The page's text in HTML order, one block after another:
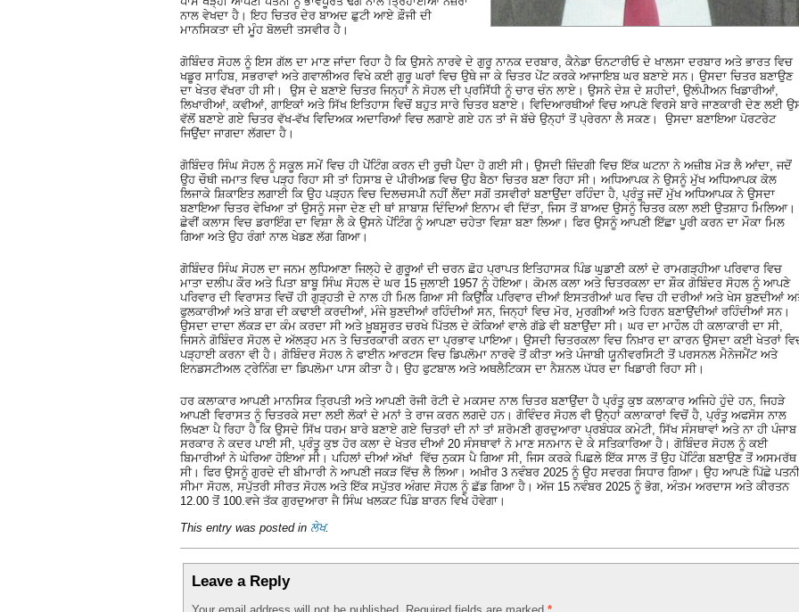
ਨਾਲ ਵੇਖਦਾ ਹੈ। ਇਹ ਚਿਤਰ ਦੇਰ ਬਾਅਦ ਛੁਟੀ ਆਏ ਫ਼ੌਜੀ ਦੀ
ਮਾਨਸਿਕਤਾ ਦੀ ਮੂੰਹ ਬੋਲਦੀ ਤਸਵੀਰ ਹੈ।
ਗੋਬਿੰਦਰ ਸੋਹਲ ਨੂੰ ਇਸ ਗੱਲ ਦਾ ਮਾਣ ਜਾਂਦਾ ਰਿਹਾ ਹੈ ਕਿ ਉਸਨੇ ਨਾਰਵੇ ਦੇ ਗੁਰੂ ਨਾਨਕ ਦਰਬਾਰ, ਕੈਨੇਡਾ ਓਨਟਾਰੀਓ ਦੇ ਖਾਲਸਾ ਦਰਬਾਰ ਅਤੇ ਭਾਰਤ ਵਿਚ
ਖਡੂਰ ਸਾਹਿਬ, ਸਭਰਾਵਾਂ ਅਤੇ ਗਵਾਲੀਅਰ ਵਿਖੇ ਕਈ ਗੁਰੂ ਘਰਾਂ ਵਿਚ ਉਥੇ ਜਾ ਕੇ ਚਿਤਰ ਪੇਂਟ ਕਰਕੇ ਆਜਾਇਬ ਘਰ ਬਣਾਏ ਸਨ। ਉਸਦਾ ਚਿਤਰ ਬਣਾਉਣ
ਦਾ ਖੇਤਰ ਵੱਖਰਾ ਹੀ ਸੀ। ਉਸ ਦੇ ਬਣਾਏ ਚਿਤਰ ਜਿਨ੍ਹਾਂ ਨੇ ਸੋਹਲ ਦੀ ਪ੍ਰਸਿੱੱਧੀ ਨੂੰ ਚਾਰ ਚੰਨ ਲਾਏ। ਉਸਨੇ ਦੇਸ਼ ਦੇ ਸ਼ਹੀਦਾਂ, ਉਲੰਪੀਅਨ ਖਿਡਾਰੀਆਂ,
ਲਿਖਾਰੀਆਂ, ਕਵੀਆਂ, ਗਾਇਕਾਂ ਅਤੇ ਸਿੱਖ ਇਤਿਹਾਸ ਵਿਚੋਂ ਬਹੁਤ ਸਾਰੇ ਚਿਤਰ ਬਣਾਏ। ਵਿਦਿਆਰਥੀਆਂ ਵਿਚ ਆਪਣੇ ਵਿਰਸੇ ਬਾਰੇ ਜਾਣਕਾਰੀ ਦੇਣ ਲਈ
ਵੱਲੋਂ ਬਣਾਏ ਗਏ ਚਿਤਰ ਵੱਖ-ਵੱਖ ਵਿਦਿਅਕ ਅਦਾਰਿਆਂ ਵਿਚ ਲਗਾਏ ਗਏ ਹਨ ਤਾਂ ਜੋ ਬੱਚੇ ਉਨ੍ਹਾਂ ਤੋਂ ਪ੍ਰੇਰਨਾ ਲੈ ਸਕਣ। ਉਸਦਾ ਬਣਾਇਆ ਪੋਰਟਰੇਟ
ਜਿਉਂਦਾ ਜਾਗਦਾ ਲੱਗਦਾ ਹੈ।
ਗੋਬਿੰਦਰ ਸਿੰਘ ਸੋਹਲ ਨੂੰ ਸਕੂਲ ਸਮੇਂ ਵਿਚ ਹੀ ਪੇਂਟਿੰਗ ਕਰਨ ਦੀ ਰੁਚੀ ਪੈਦਾ ਹੋ ਗਈ ਸੀ। ਉਸਦੀ ਜ਼ਿੰਦਗੀ ਵਿਚ ਇੱਕ ਘਟਨਾ ਨੇ ਅਜ਼ੀਬ ਮੋੜ ਲੈ ਆਂਦਾ, ਜਦੋਂ
ਉਹ ਚੌਥੀ ਜਮਾਤ ਵਿਚ ਪੜ੍ਹ ਰਿਹਾ ਸੀ ਤਾਂ ਹਿਸਾਬ ਦੇ ਪੀਰੀਅਡ ਵਿਚ ਉਹ ਬੈਠਾ ਚਿਤਰ ਬਣਾ ਰਿਹਾ ਸੀ। ਅਧਿਆਪਕ ਨੇ ਉਸਨੂੰ ਮੁੱਖ ਅਧਿਆਪਕ ਕੋਲ
ਲਿਜਾਕੇ ਸ਼ਿਕਾਇਤ ਲਗਾਈ ਕਿ ਉਹ ਪੜ੍ਹਨ ਵਿਚ ਦਿਲਚਸਪੀ ਨਹੀਂ ਲੈਂਦਾ ਸਗੋਂ ਤਸਵੀਰਾਂ ਬਣਾਉਂਦਾ ਰਹਿੰਦਾ ਹੈ, ਪ੍ਰੰਤੂ ਜਦੋਂ ਮੁੱਖ ਅਧਿਆਪਕ ਨੇ ਉਸਦਾ
ਬਣਾਇਆ ਚਿਤਰ ਵੇਖਿਆ ਤਾਂ ਉਸਨੂੰ ਸਜਾ ਦੇਣ ਦੀ ਥਾਂ ਸ਼ਾਬਾਸ਼ ਦਿੰਦਿਆਂ ਇਨਾਮ ਵੀ ਦਿੱਤਾ, ਜਿਸ ਤੋਂ ਬਾਅਦ ਉਸਨੂੰ ਚਿਤਰ ਕਲਾ ਲਈ ਉਤਸ਼ਾਹ ਮਿਲਿਆ।
ਛੇਵੀਂ ਕਲਾਸ ਵਿਚ ਡਰਾਇੰਗ ਦਾ ਵਿਸ਼ਾ ਲੈ ਕੇ ਉਸਨੇ ਪੇਂਟਿੰਗ ਨੂੰ ਆਪਣਾ ਚਹੇਤਾ ਵਿਸ਼ਾ ਬਣਾ ਲਿਆ। ਫਿਰ ਉਸਨੂੰ ਆਪਣੀ ਇੱਛਾ ਪੂਰੀ ਕਰਨ ਦਾ ਮੌਕਾ ਮਿਲ
ਗਿਆ ਅਤੇ ਉਹ ਰੰਗਾਂ ਨਾਲ ਖੇਡਣ ਲੱਗ ਗਿਆ।
ਗੋਬਿੰਦਰ ਸਿੰਘ ਸੋਹਲ ਦਾ ਜਨਮ ਲੁਧਿਆਣਾ ਜਿਲ੍ਹੇ ਦੇ ਗੁਰੂਆਂ ਦੀ ਚਰਨ ਛੋਹ ਪ੍ਰਾਪਤ ਇਤਿਹਾਸਕ ਪਿੰਡ ਘੁਡਾਣੀ ਕਲਾਂ ਦੇ ਰਾਮਗੜ੍ਹੀਆ ਪਰਿਵਾਰ ਵਿਚ
ਮਾਤਾ ਦਲੀਪ ਕੌਰ ਅਤੇ ਪਿਤਾ ਬਾਬੂ ਸਿੰਘ ਸੋਹਲ ਦੇ ਘਰ 15 ਜੁਲਾਈ 1957 ਨੂੰ ਹੋਇਆ। ਕੋਮਲ ਕਲਾ ਅਤੇ ਚਿਤਰਕਲਾ ਦਾ ਸ਼ੌਕ ਗੋਬਿੰਦਰ ਸੋਹਲ ਨੂੰ ਆਪਣੇ
ਪਰਿਵਾਰ ਦੀ ਵਿਰਾਸਤ ਵਿਚੋਂ ਹੀ ਗੁੜ੍ਹਤੀ ਦੇ ਨਾਲ ਹੀ ਮਿਲ ਗਿਆ ਸੀ ਕਿਉਂਕਿ ਪਰਿਵਾਰ ਦੀਆਂ ਇਸਤਰੀਆਂ ਘਰ ਵਿਚ ਹੀ ਦਰੀਆਂ ਅਤੇ ਖੇਸ ਬੁਣਦੀਆਂ
ਫੁਲਕਾਰੀਆਂ ਅਤੇ ਬਾਗ ਦੀ ਕਢਾਈ ਕਰਦੀਆਂ, ਮੰਜੇ ਬੁਣਦੀਆਂ ਰਹਿੰਦੀਆਂ ਸਨ, ਜਿਨ੍ਹਾਂ ਵਿਚ ਮੋਰ, ਮੁਰਗੀਆਂ ਅਤੇ ਹਿਰਨ ਬਣਾਉਂਦੀਆਂ ਰਹਿੰਦੀਆਂ ਸਨ।
ਉਸਦਾ ਦਾਦਾ ਲੱਕੜ ਦਾ ਕੰਮ ਕਰਦਾ ਸੀ ਅਤੇ ਖ਼ੂਬਸੂਰਤ ਚਰਖੇ ਪਿੱਤਲ ਦੇ ਕੋਕਿਆਂ ਵਾਲੇ ਗੱਡੇ ਵੀ ਬਣਾਉਂਦਾ ਸੀ। ਘਰ ਦਾ ਮਾਹੌਲ ਹੀ ਕਲਾਕਾਰੀ ਦਾ ਸੀ,
ਜਿਸਨੇ ਗੋਬਿੰਦਰ ਸੋਹਲ ਦੇ ਅੱਲੜ੍ਹ ਮਨ ਤੇ ਚਿਤਰਕਾਰੀ ਕਰਨ ਦਾ ਪ੍ਰਭਾਵ ਪਾਇਆ। ਉਸਦੀ ਚਿਤਰਕਲਾ ਵਿਚ ਨਿਖ਼ਾਰ ਦਾ ਕਾਰਨ ਉਸਦਾ ਕਈ ਖੇਤਰਾਂ
ਪੜ੍ਹਾਈ ਕਰਨਾ ਵੀ ਹੈ। ਗੋਬਿੰਦਰ ਸੋਹਲ ਨੇ ਫਾਈਨ ਆਰਟਸ ਵਿਚ ਡਿਪਲੋਮਾ ਨਾਰਵੇ ਤੋਂ ਕੀਤਾ ਅਤੇ ਪੰਜਾਬੀ ਯੂਨੀਵਰਸਿਟੀ ਤੋਂ ਪਰਸਨਲ ਮੈਨੇਜਮੈਂਟ ਅਤੇ
ਇਨਡਸਟੀਅਲ ਟ੍ਰੇਨਿੰਗ ਦਾ ਡਿਪਲੋਮਾ ਪਾਸ ਕੀਤਾ ਹੈ। ਉਹ ਫੁਟਬਾਲ ਅਤੇ ਅਥਲੈਟਿਕਸ ਦਾ ਨੈਸ਼ਨਲ ਪੱਧਰ ਦਾ ਖਿਡਾਰੀ ਰਿਹਾ ਸੀ।
ਹਰ ਕਲਾਕਾਰ ਆਪਣੀ ਮਾਨਸਿਕ ਤ੍ਰਿਪਤੀ ਅਤੇ ਆਪਣੀ ਰੋਜੀ ਰੋਟੀ ਦੇ ਮਕਸਦ ਨਾਲ ਚਿਤਰ ਬਣਾਉਂਦਾ ਹੈ ਪ੍ਰੰਤੂ ਕੁਝ ਕਲਾਕਾਰ ਅਜਿਹੇ ਹੁੰਦੇ ਹਨ, ਜਿਹੜੇ
ਆਪਣੀ ਵਿਰਾਸਤ ਨੂੰ ਚਿਤਰਕੇ ਸਦਾ ਲਈ ਲੋਕਾਂ ਦੇ ਮਨਾਂ ਤੇ ਰਾਜ ਕਰਨ ਲਗਦੇ ਹਨ। ਗੋਵਿੰਦਰ ਸੋਹਲ ਵੀ ਉਨ੍ਹਾਂ ਕਲਾਕਾਰਾਂ ਵਿਚੋਂ ਹੈ, ਪ੍ਰੰਤੂ ਅਫਸੋਸ ਨਾਲ
ਲਿਖਣਾ ਪੈ ਰਿਹਾ ਹੈ ਕਿ ਉਸਦੇ ਸਿੱਖ ਧਰਮ ਬਾਰੇ ਬਣਾਏ ਗਏ ਚਿਤਰਾਂ ਦੀ ਨਾਂ ਤਾਂ ਸ਼ਰੋਮਣੀ ਗੁਰਦੁਆਰਾ ਪ੍ਰਬੰਧਕ ਕਮੇਟੀ, ਸਿੱਖ ਸੰਸਥਾਵਾਂ ਅਤੇ ਨਾ ਹੀ ਪੰਜਾਬ
ਸਰਕਾਰ ਨੇ ਕਦਰ ਪਾਈ ਸੀ, ਪ੍ਰੰਤੂ ਕੁਝ ਹੋਰ ਕਲਾ ਦੇ ਖੇਤਰ ਦੀਆਂ 20 ਸੰਸਥਾਵਾਂ ਨੇ ਮਾਣ ਸਨਮਾਨ ਦੇ ਕੇ ਸਤਿਕਾਰਿਆ ਹੈ। ਗੋਬਿੰਦਰ ਸੋਹਲ ਨੂੰ ਕਈ
ਬਿਮਾਰੀਆਂ ਨੇ ਘੇਰਿਆ ਹੋਇਆ ਸੀ। ਪਹਿਲਾਂ ਦੀਆਂ ਅੱਖਾਂ ਵਿੱਚ ਨੁਕਸ ਪੈ ਗਿਆ ਸੀ, ਜਿਸ ਕਰਕੇ ਪਿਛਲੇ ਇੱਕ ਸਾਲ ਤੋਂ ਉਹ ਪੇਂਟਿੰਗ ਬਣਾਉਣ ਤੋਂ ਅਸਮਰੱਥ
ਸੀ। ਫਿਰ ਉਸਨੂੰ ਗੁਰਦੇ ਦੀ ਬੀਮਾਰੀ ਨੇ ਆਪਣੀ ਜਕੜ ਵਿੱਚ ਲੈ ਲਿਆ। ਅਖ਼ੀਰ 3 ਨਵੰਬਰ 2025 ਨੂੰ ਉਹ ਸਵਰਗ ਸਿਧਾਰ ਗਿਆ। ਉਹ ਆਪਣੇ ਪਿੱਛੇ ਪਤਨੀ
ਸੀਮਾ ਸੋਹਲ, ਸਪੁੱਤਰੀ ਸੀਰਤ ਸੋਹਲ ਅਤੇ ਇੱਕ ਸਪੁੱਤਰ ਅੰਗਦ ਸੋਹਲ ਨੂੰ ਛੱਡ ਗਿਆ ਹੈ। ਅੱਜ 15 ਨਵੰਬਰ 2025 ਨੂੰ ਭੋਗ, ਅੰਤਮ ਅਰਦਾਸ ਅਤੇ ਕੀਰਤਨ
12.00 ਤੋਂ 100.ਵਜੇ ਤੱਕ ਗੁਰਦੁਆਰਾ ਜੈ ਸਿੰਘ ਖਲਕਟ ਪਿੰਡ ਬਾਰਨ ਵਿਖੇ ਹੋਵੇਗਾ।
This entry was posted in ਲੇਖ.
Leave a Reply